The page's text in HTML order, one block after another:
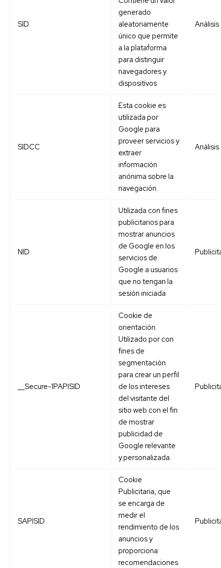
SID
generado
aleatoriamente
único que permite
a la plataforma
para distinguir
navegadores y
dispositivos
Análisis
SIDCC
Esta cookie es
utilizada por
Google para
proveer servicios y
extraer
información
anónima sobre la
navegación.
Análisis
NID
Utilizada con fines
publicitarios para
mostrar anuncios
de Google en los
servicios de
Google a usuarios
que no tengan la
sesión iniciada
__Secure-1PAPISID
Cookie de
orientación.
Utilizado por con
fines de
segmentación
para crear un perfil
de los intereses
del visitante del
sitio web con el fin
de mostrar
publicidad de
Google relevante
y personalizada.
SAPISID
Cookie
Publicitaria, que
se encarga de
medir el
rendimiento de los
anuncios y
proporciona
recomendaciones.